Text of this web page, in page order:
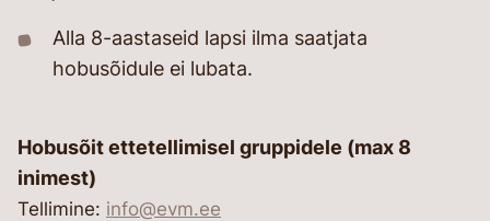
Alla 8-aastaseid lapsi ilma saatjata
hobusõidule ei lubata.
Hobusõit ettetellimisel gruppidele (max 8
inimest)
Tellimine: info@evm.ee